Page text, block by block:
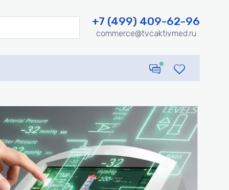
+7 (499) 409-62-96
commerce@tvcaktivmed.ru